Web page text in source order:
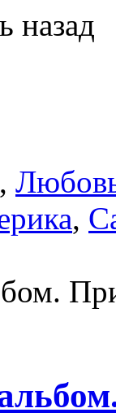
назад
,
,